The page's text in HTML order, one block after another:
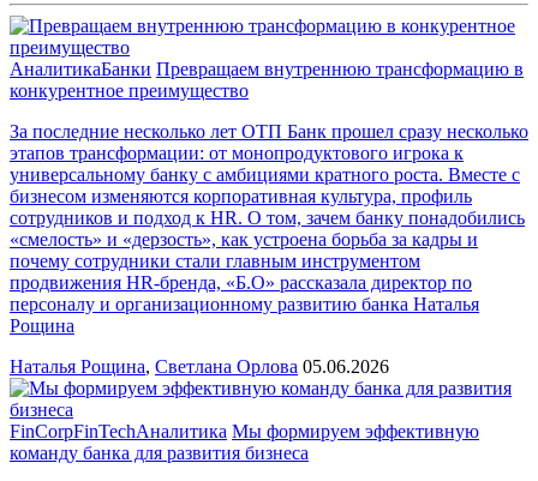
АналитикаБанки Превращаем внутреннюю трансформацию в
конкурентное преимущество
За последние несколько лет ОТП Банк прошел сразу несколько
этапов трансформации: от монопродуктового игрока к
универсальному банку с амбициями кратного роста. Вместе с
бизнесом изменяются корпоративная культура, профиль
сотрудников и подход к HR. О том, зачем банку понадобились
«смелость» и «дерзость», как устроена борьба за кадры и
почему сотрудники стали главным инструментом
продвижения HR-бренда, «Б.О» рассказала директор по
персоналу и организационному развитию банка Наталья
Рощина
Наталья Рощина, Светлана Орлова 05.06.2026
FinCorpFinTechАналитика Мы формируем эффективную
команду банка для развития бизнеса